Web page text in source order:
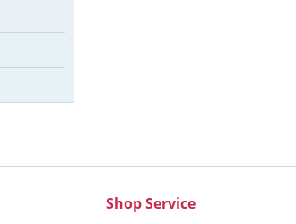
Shop Service